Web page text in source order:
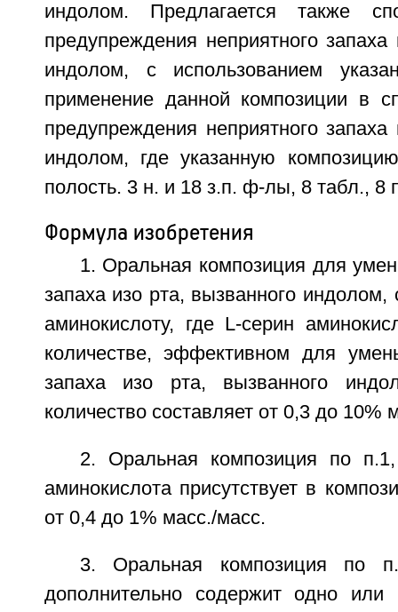
индолом. Предлагается также
предупреждения неприятного
индолом, с использованием
применение данной композиции в
предупреждения неприятного
индолом, где указанную
полость. 3 н. и 18 з.п. ф-лы, 8 табл., 8
Формула изобретения
1. Оральная композиция для
запаха изо рта, вызванного
аминокислоту, где L-серин
количестве, эффективном для
запаха изо рта, вызванного
количество составляет от 0,3 до 10%
2. Оральная композиция по
аминокислота присутствует в
от 0,4 до 1% масс./масс.
3. Оральная композиция по
дополнительно содержит одно или